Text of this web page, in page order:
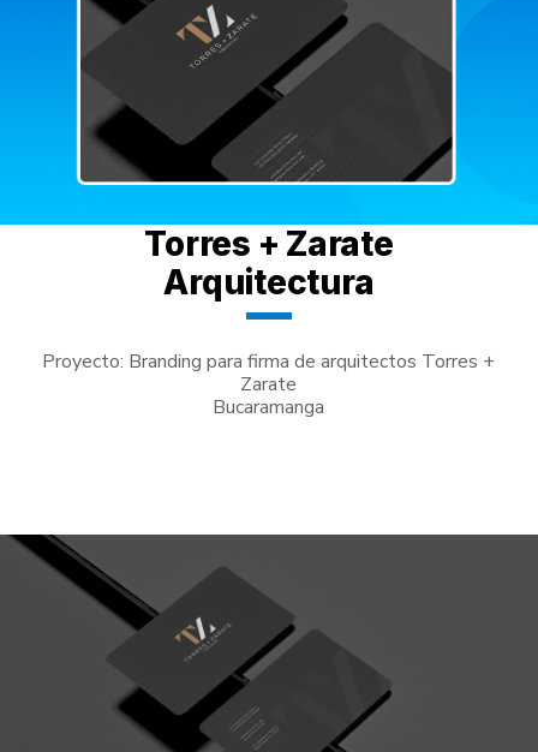
Torres + Zarate
Arquitectura
Proyecto: Branding para firma de arquitectos Torres +
Zarate
Bucaramanga